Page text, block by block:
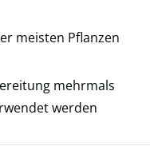
meisten Pflanzen
mehrmals
werden